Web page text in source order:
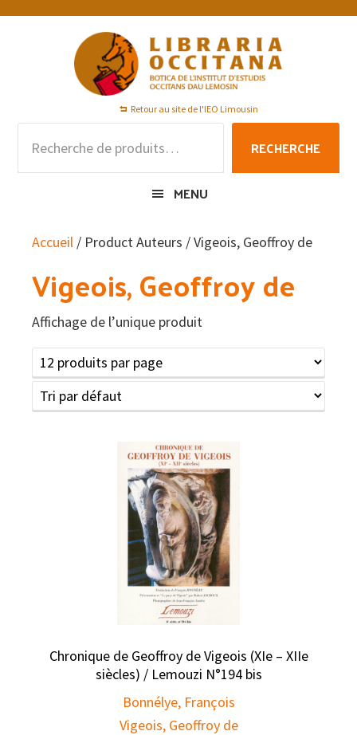
Passer
Passer
Passer
Retour au site de l'IEO Limousin
pour :
RECHERCHE
MENU
Accueil / Product Auteurs / Vigeois, Geoffroy de
Vigeois, Geoffroy de
Affichage de l’unique produit
Chronique de Geoffroy de Vigeois (XIe – XIIe
siècles) / Lemouzi N°194 bis
Bonnélye, François
Vigeois, Geoffroy de